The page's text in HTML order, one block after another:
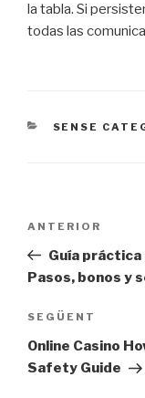
la tabla. Si
todas las
CATEGORIES
SENSE
Entrada
anterior
ANTERIOR
Guía
Pasos, bonos y
Entrada
següent
SEGÜENT
Online Casino
Safety Guide